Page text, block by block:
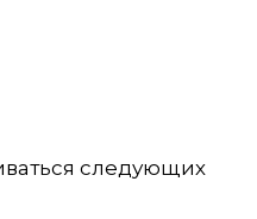
следующих